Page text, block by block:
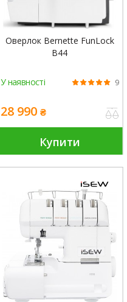
Оверлок Bernette FunLock
B44
У наявності 9
28 990 ₴
Купити